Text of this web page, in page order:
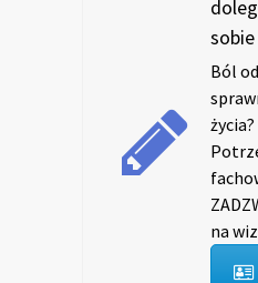
sobie
Ból
życia?
na